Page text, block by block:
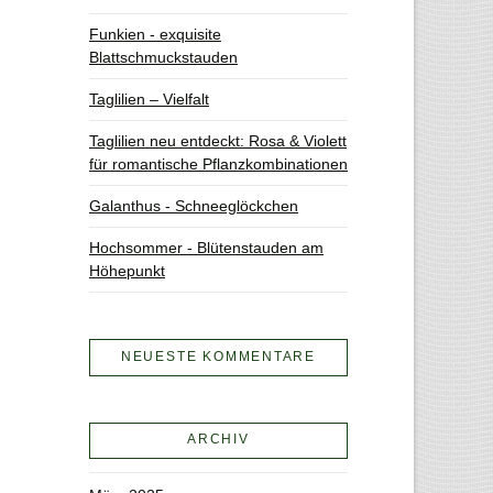
Funkien - exquisite
Blattschmuckstauden
Taglilien – Vielfalt
Taglilien neu entdeckt: Rosa & Violett
für romantische Pflanzkombinationen
Galanthus - Schneeglöckchen
Hochsommer - Blütenstauden am
Höhepunkt
NEUESTE KOMMENTARE
ARCHIV